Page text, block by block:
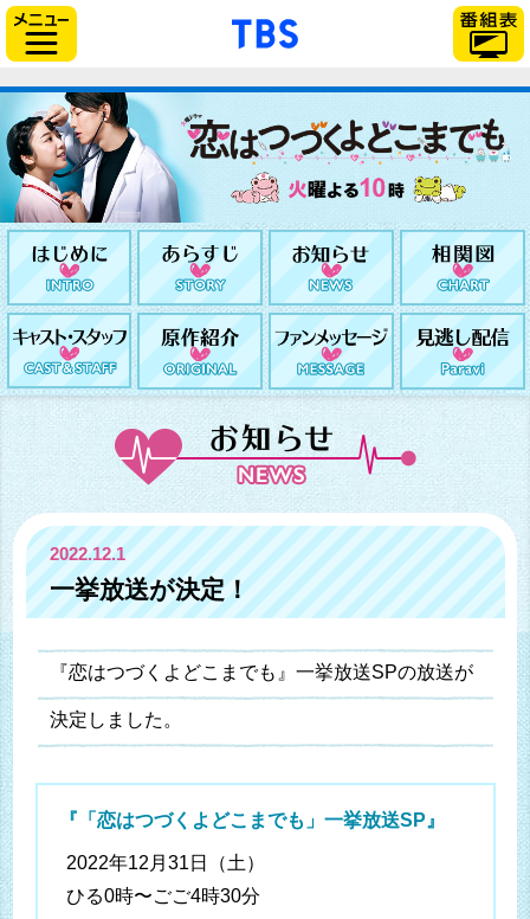
「TBSテレビ」トップ
2022.12.1
一挙放送が決定！
『恋はつづくよどこまでも』一挙放送SPの放送が
決定しました。
『「恋はつづくよどこまでも」 一挙放送SP』
2022年12月31日（土）
ひる0時〜ごご4時30分